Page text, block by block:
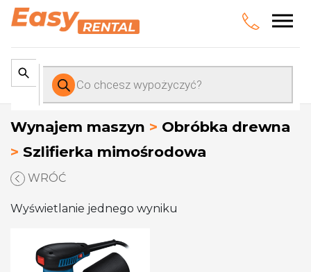
Wyszukiwarka
produktów
Wynajem maszyn > Obróbka drewna
> Szlifierka mimośrodowa
WRÓĆ
Wyświetlanie jednego wyniku